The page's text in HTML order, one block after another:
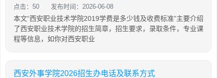
点击：50 发布时间：2026-06-08
本文“西安职业技术学院2019学费是多少钱及收费标准”主要介绍
了西安职业技术学院的招生简章，招生要求，录取条件，专业课
程等信息，如你对西安职业
西安外事学院2026招生办电话及联系方式